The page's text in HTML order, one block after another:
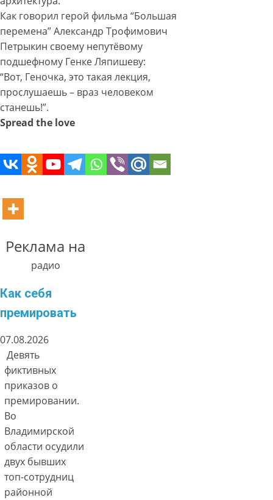
Как говорил герой фильма “Большая
перемена” Александр Трофимович
Петрыкин своему непутёвому
подшефному Генке Ляпишеву:
“Вот, Геночка, это такая лекция,
прослушаешь – враз человеком
станешь!”.
Spread the love
Реклама на
радио
Как себя
премировать
07.08.2026
Девять
фиктивных
приказов о
премировании.
Во
Владимирской
области осудили
двух бывших
топ-сотрудниц
районной